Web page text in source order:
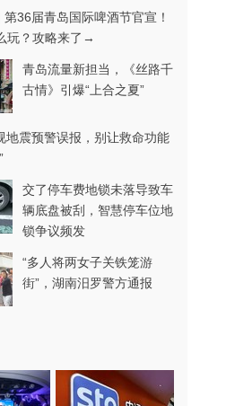
36届青岛国际啤酒节官宣！
玩？攻略来了→
青岛流量新担当，《丝路千
古情》引爆“上合之夏”
地震预警误报，别让救命功能
交了停车费地锁未落导致车
辆底盘被刮，智慧停车位地
锁争议频发
“多人将两女子关铁笼游
街”，湖南汨罗警方通报